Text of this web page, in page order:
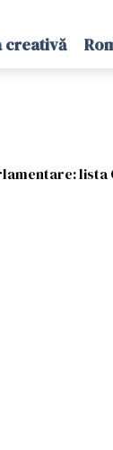
creativă
lista